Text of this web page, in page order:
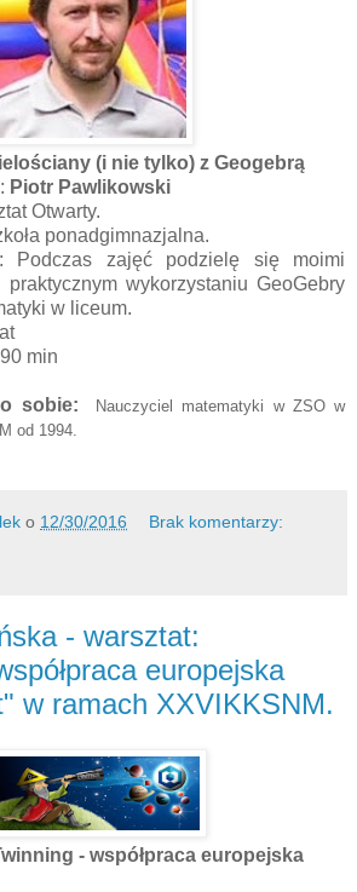
(i nie tylko) z Geogebrą
Piotr Pawlikowski
Otwarty.
ponadgimnazjalna.
Podczas zajęć podzielę się moimi
wykorzystaniu GeoGebry
w liceum.
min
sobie:
Nauczyciel matematyki w ZSO w
od 1994.
o 12/30/2016 Brak komentarzy:
- warsztat:
europejska
w ramach XXVIKKSNM.
- współpraca europejska